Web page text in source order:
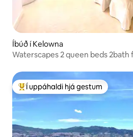
Íbúð í Kelowna
Waterscapes 2 queen beds
Í mestu uppáhaldi hjá gestum
Í uppáhaldi hjá gestum